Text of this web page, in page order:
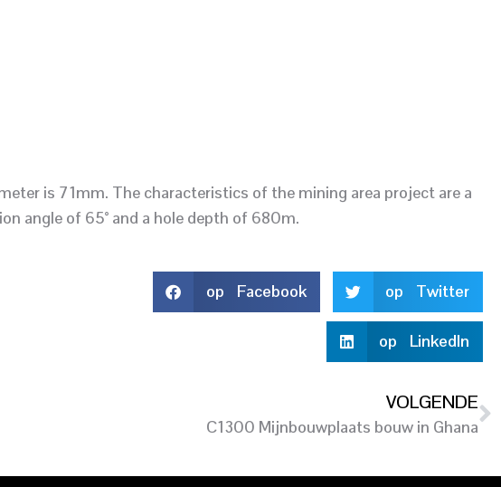
is 71mm. The characteristics of the mining area project are a
angle of 65° and a hole depth of 680m.
op Facebook op Twitter
op LinkedIn
VOLGENDE
C1300 Mijnbouwplaats bouw in Ghana